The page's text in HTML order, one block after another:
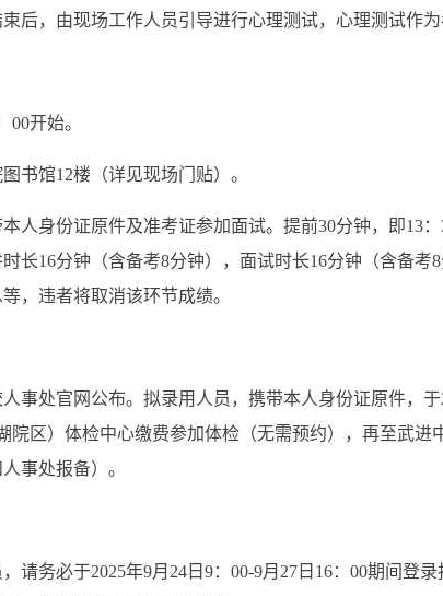
后，由现场工作人员引导进行心理测试，心理测试作为
00开始。
书馆12楼（详见现场门贴）。
人身份证原件及准考证参加面试。提前30分钟，即13
长16分钟 （含备考8分钟）， 面试时长16分钟（含备考
，违者将取消该环节成绩。
事处官网公布。拟录用人员，携带本人身份证原件，于
院区）体检中心缴费参加体检（无需预约），再至武进
事处报备）。
请务必于2025年9月 24 日9：00-9月27 日16：00期间登